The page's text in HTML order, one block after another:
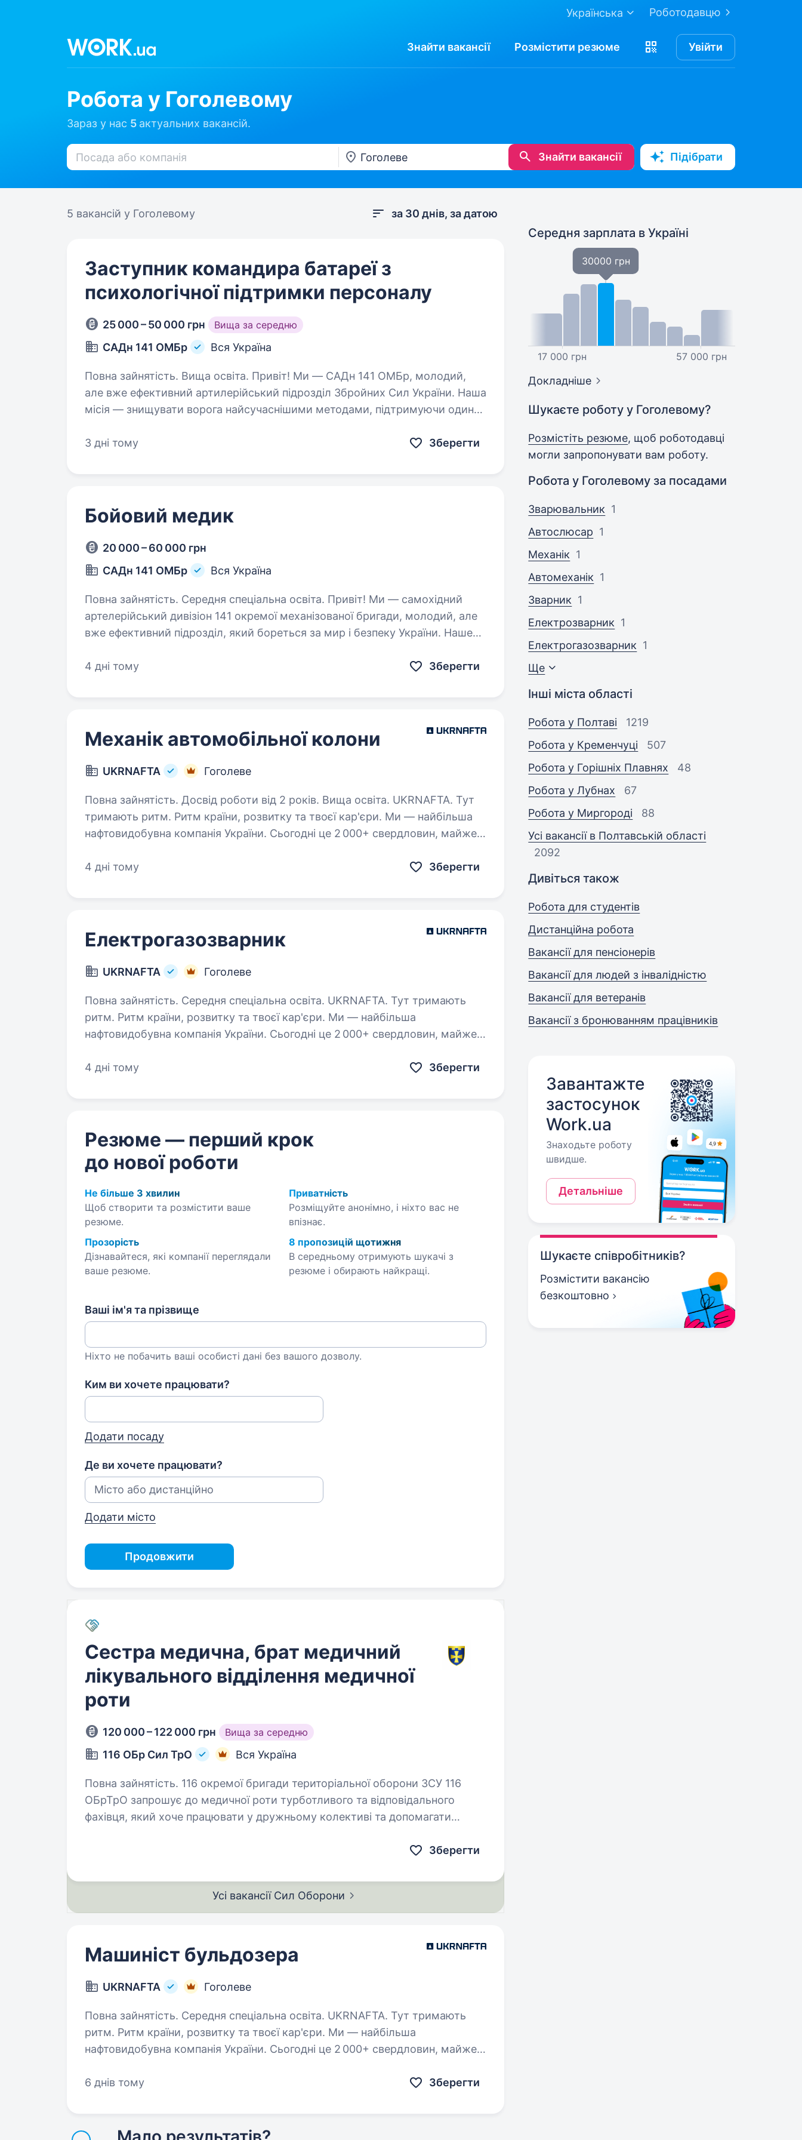
Роботодавцю
Українська
Знайти вакансії Розмістити резюме Увійти
Робота у Гоголевому
Зараз у нас 5 актуальних вакансій.
Знайти вакансії Підібрати
5 вакансій у Гоголевому за 30 днів, за датою
Заступник командира батареї з
психологічної підтримки персоналу
25 000 – 50 000 грн Вища за середню
САДн 141 ОМБр Вся Україна
Повна зайнятість. Вища освіта. Привіт! Ми — САДн 141 ОМБр, молодий,
але вже ефективний артилерійський підрозділ Збройних Сил України. Наша
місія — знищувати ворога найсучаснішими методами, підтримуючи один
3 дні тому
Зберегти
Бойовий медик
20 000 – 60 000 грн
САДн 141 ОМБр
Вся Україна
Повна зайнятість. Середня спеціальна освіта. Привіт! Ми — самохідний
артелерійський дивізіон 141 окремої механізованої бригади, молодий, але
вже ефективний підрозділ, який бореться за мир і безпеку України. Наше
4 дні тому
Зберегти
Механік автомобільної колони
UKRNAFTA Гоголеве
Повна зайнятість. Досвід роботи від 2 років. Вища освіта. UKRNAFTA. Тут
тримають ритм. Ритм країни, розвитку та твоєї кар'єри. Ми — найбільша
нафтовидобувна компанія України. Сьогодні це 2 000+ свердловин, майже
4 дні тому
Зберегти
Електрогазозварник
UKRNAFTA Гоголеве
Повна зайнятість. Середня спеціальна освіта. UKRNAFTA. Тут тримають
ритм. Ритм країни, розвитку та твоєї кар'єри. Ми — найбільша
нафтовидобувна компанія України. Сьогодні це 2 000+ свердловин, майже
4 дні тому
Зберегти
Резюме — перший крок
до нової роботи
Не більше 3 хвилин
Щоб створити та розмістити ваше
резюме.
Приватність
Розміщуйте анонімно, і ніхто вас не
впізнає.
Прозорість
Дізнавайтеся, які компанії переглядали
ваше резюме.
8 пропозицій щотижня
В середньому отримують шукачі з
резюме і обирають найкращі.
Ваші ім'я та прізвище
Ніхто не побачить ваші особисті дані без вашого дозволу.
Ким ви хочете працювати?
Додати посаду
Де ви хочете працювати?
Додати місто
Продовжити
Сестра медична, брат медичний
лікувального відділення медичної
роти
120 000 – 122 000 грн Вища за середню
116 ОБр Сил ТрО Вся Україна
Повна зайнятість. 116 окремої бригади територіальної оборони ЗСУ 116
ОБрТрО запрошує до медичної роти турботливого та відповідального
фахівця, який хоче працювати у дружньому колективі та допомагати
Зберегти
Усі вакансії Сил Оборони
Машиніст бульдозера
UKRNAFTA Гоголеве
Повна зайнятість. Середня спеціальна освіта. UKRNAFTA. Тут тримають
ритм. Ритм країни, розвитку та твоєї кар'єри. Ми — найбільша
нафтовидобувна компанія України. Сьогодні це 2 000+ свердловин, майже
6 днів тому
Зберегти
Середня зарплата в Україні
17 000 грн
30000 грн
57 000 грн
Докладніше
Шукаєте роботу у Гоголевому?
Розмістіть резюме, щоб роботодавці
могли запропонувати вам роботу.
Робота у Гоголевому за посадами
Зварювальник 1
Автослюсар 1
Механік 1
Автомеханік 1
Зварник 1
Електрозварник 1
Електрогазозварник 1
Ще
Інші міста області
Робота у Полтаві
1219
Робота у Кременчуці
507
Робота у Горішніх Плавнях
48
Робота у Лубнах
67
Робота у Миргороді
88
Усі вакансії в Полтавській області
2092
Дивіться також
Робота для студентів
Дистанційна робота
Вакансії для пенсіонерів
Вакансії для людей з інвалідністю
Вакансії для ветеранів
Вакансії з бронюванням працівників
Завантажте
застосунок
Work.ua
Знаходьте роботу
швидше.
Детальніше
Шукаєте співробітників?
Розмістити вакансію
безкоштовно